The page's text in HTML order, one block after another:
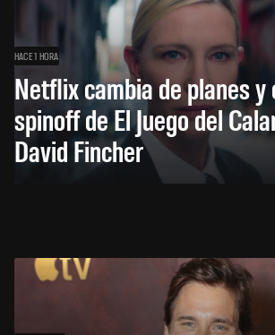
HACE 1 HORA
Netflix cambia de planes y
spinoff de El Juego del
David Fincher